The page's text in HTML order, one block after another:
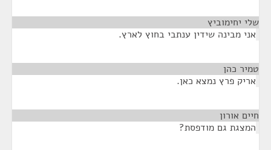
שלי יחימוביץ
אני מבינה שידין ענתבי בחוץ לארץ.
טמיר כהן
אריק פרץ נמצא כאן.
חיים אורון
המצגת גם מודפסת?